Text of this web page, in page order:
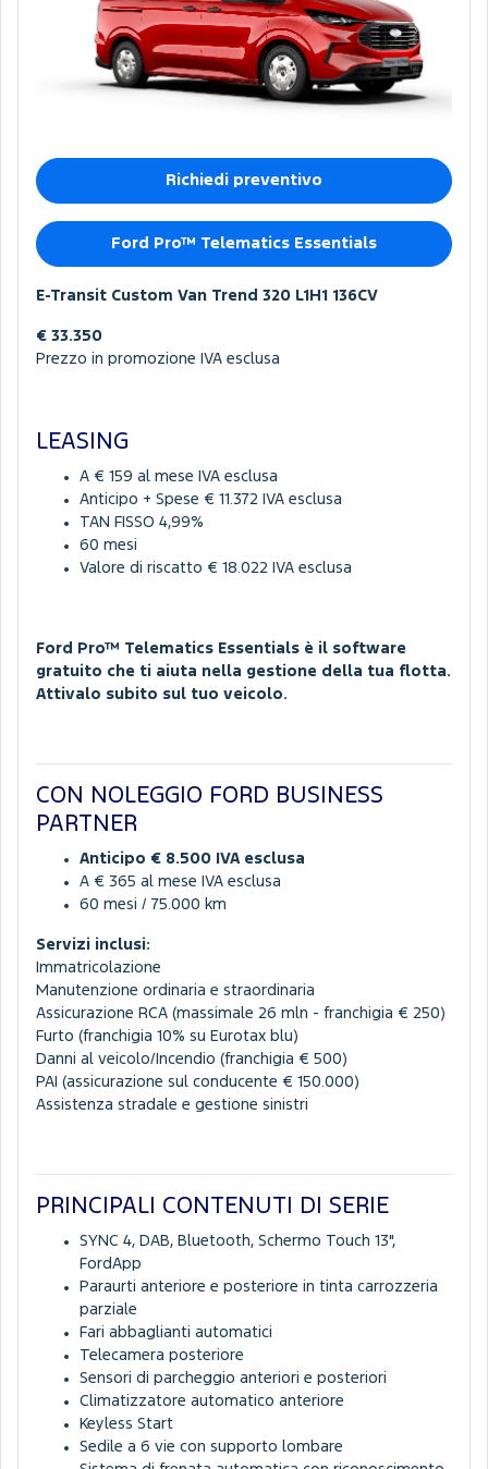
Richiedi preventivo
Ford Pro™ Telematics Essentials
E-Transit Custom Van Trend 320 L1H1 136CV
€ 33.350
Prezzo in promozione IVA esclusa
LEASING
A € 159 al mese IVA esclusa
Anticipo + Spese € 11.372 IVA esclusa
TAN FISSO 4,99%
60 mesi
Valore di riscatto € 18.022 IVA esclusa
Ford Pro™ Telematics Essentials è il software
gratuito che ti aiuta nella gestione della tua flotta.
Attivalo subito sul tuo veicolo.
CON NOLEGGIO FORD BUSINESS
PARTNER
Anticipo € 8.500 IVA esclusa
A € 365 al mese IVA esclusa
60 mesi / 75.000 km
Servizi inclusi:
Immatricolazione
Manutenzione ordinaria e straordinaria
Assicurazione RCA (massimale 26 mln - franchigia € 250)
Furto (franchigia 10% su Eurotax blu)
Danni al veicolo/Incendio (franchigia € 500)
PAI (assicurazione sul conducente € 150.000)
Assistenza stradale e gestione sinistri
PRINCIPALI CONTENUTI DI SERIE
SYNC 4, DAB, Bluetooth, Schermo Touch 13",
FordApp
Paraurti anteriore e posteriore in tinta carrozzeria
parziale
Fari abbaglianti automatici
Telecamera posteriore
Sensori di parcheggio anteriori e posteriori
Climatizzatore automatico anteriore
Keyless Start
Sedile a 6 vie con supporto lombare